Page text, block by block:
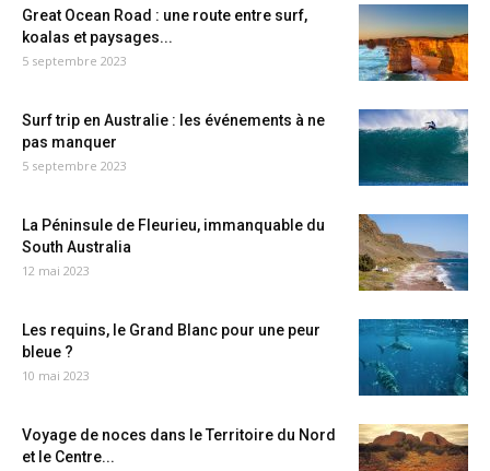
Great Ocean Road : une route entre surf,
koalas et paysages...
5 septembre 2023
Surf trip en Australie : les événements à ne
pas manquer
5 septembre 2023
La Péninsule de Fleurieu, immanquable du
South Australia
12 mai 2023
Les requins, le Grand Blanc pour une peur
bleue ?
10 mai 2023
Voyage de noces dans le Territoire du Nord
et le Centre...